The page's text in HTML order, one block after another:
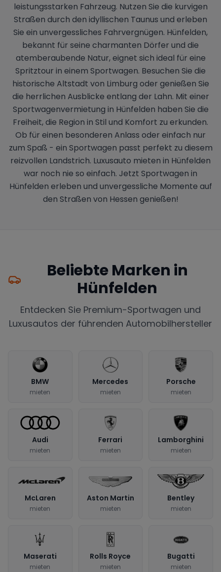
leistungsstarken Fahrzeug. Nutzen Sie die kurvigen
Straßen durch den idyllischen Taunus und erleben
Sie ein unvergessliches Fahrvergnügen. Hünfelden,
bekannt für seine charmanten Dörfer und die
atemberaubende Natur, eignet sich ideal für eine
Spritztour in einem Sportwagen. Besuchen Sie die
historische Altstadt von Limburg oder genießen Sie
die herrlichen Ausblicke entlang der Lahn. Mit einer
Sportwagenvermietung in Hünfelden haben Sie die
Freiheit, die Region in Stil und Komfort zu erkunden.
Ob für einen besonderen Anlass oder einfach nur
zum Spaß - ein Sportwagen passt perfekt zu diesem
reizvollen Landstrich. Luxusauto mieten in Hünfelden
war noch nie so einfach. Jetzt Sportwagen in
Hünfelden erleben und unvergessliche Momente auf
den Straßen von Hessen genießen!
Beliebte Marken in
Hünfelden
Entdecken Sie Premium-Sportwagen und
Luxusautos der führenden Automobilhersteller
BMW
mieten
Mercedes
mieten
Porsche
mieten
Audi
mieten
Ferrari
mieten
Lamborghini
mieten
McLaren
mieten
Aston Martin
mieten
Bentley
mieten
Maserati
mieten
Rolls Royce
mieten
Bugatti
mieten